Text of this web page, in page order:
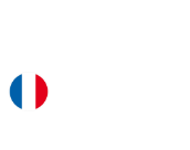
Français